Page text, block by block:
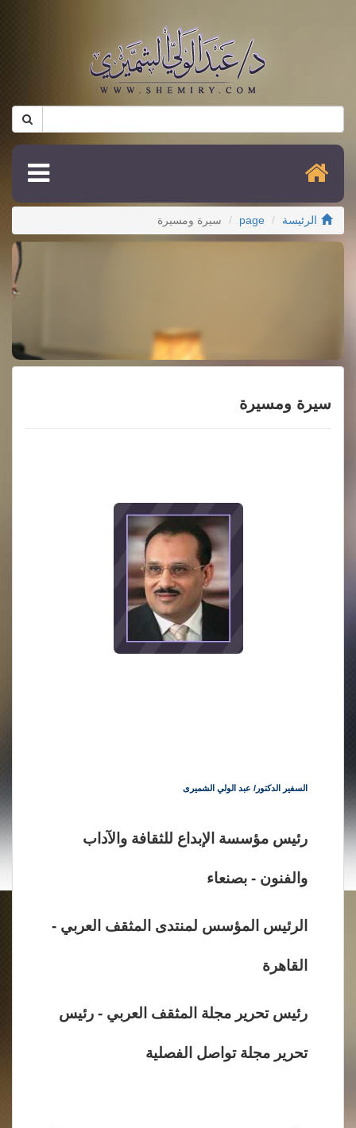
الرئيسة page سيرة ومسيرة
سيرة ومسيرة
السفير الدكتور/ عبد الولي الشميرى
رئيس مؤسسة الإبداع للثقافة والآداب
والفنون - بصنعاء
الرئيس المؤسس لمنتدى المثقف العربي -
القاهرة
رئيس تحرير مجلة المثقف العربي - رئيس
تحرير مجلة تواصل الفصلية